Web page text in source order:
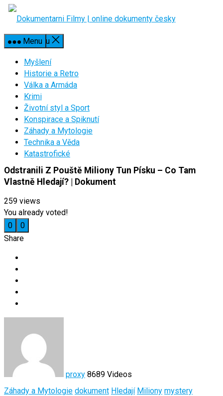
Skip
content
Menu
Close Menu
Myšlení
Historie a Retro
Válka a Armáda
Krimi
Životní styl a Sport
Konspirace a Spiknutí
Záhady a Mytologie
Technika a Věda
Katastrofické
Odstranili Z Pouště Miliony Tun Písku – Co Tam
Vlastně Hledají? | Dokument
259 views
You already voted!
0
0
Share
proxy 8689 Videos
Záhady a Mytologie dokument Hledají Miliony mystery